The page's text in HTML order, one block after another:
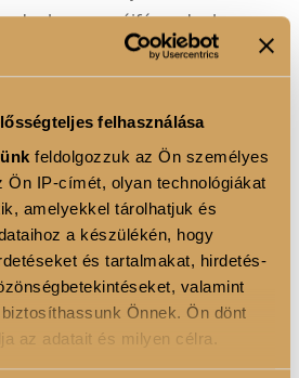
felhasználása
feldolgozzuk az Ön személyes
Ön IP-címét, olyan technológiákat
amelyekkel tárolhatjuk és
a készülékén, hogy
és tartalmakat, hirdetés-
valamint
Önnek. Ön dönt
az adatait és milyen célra.
vagy szájfényednek,
elmosódását.
: Könnyen, karcolás nélkül
: Tökéletes az ajkak precíz
nagyobbításához vagy teljes
bázis: Mélyen táplálja és